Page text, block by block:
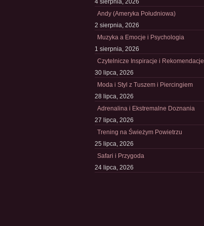
4 sierpnia, 2026
Andy (Ameryka Południowa)
2 sierpnia, 2026
Muzyka a Emocje i Psychologia
1 sierpnia, 2026
Czytelnicze Inspiracje i Rekomendacje
30 lipca, 2026
Moda i Styl z Tuszem i Piercingiem
28 lipca, 2026
Adrenalina i Ekstremalne Doznania
27 lipca, 2026
Trening na Świeżym Powietrzu
25 lipca, 2026
Safari i Przygoda
24 lipca, 2026